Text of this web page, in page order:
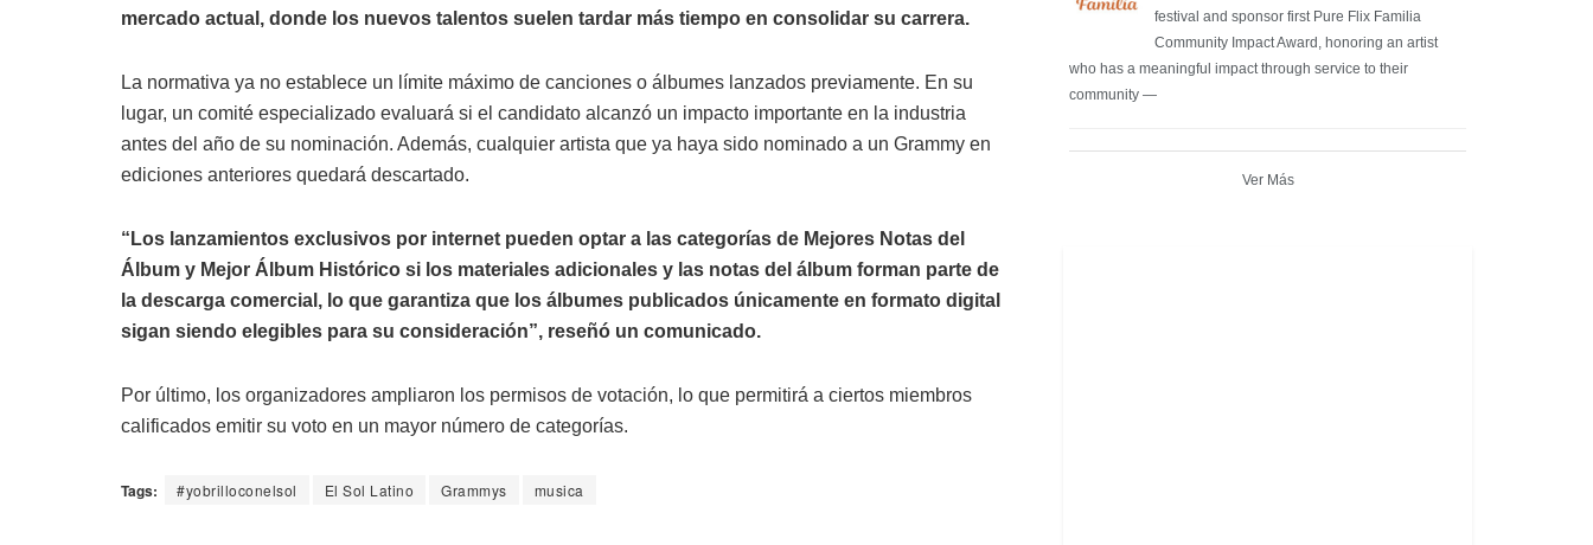
mercado actual, donde los nuevos talentos suelen tardar más tiempo en consolidar su carrera.
La normativa ya no establece un límite máximo de canciones o álbumes lanzados previamente. En su
lugar, un comité especializado evaluará si el candidato alcanzó un impacto importante en la industria
antes del año de su nominación. Además, cualquier artista que ya haya sido nominado a un Grammy en
ediciones anteriores quedará descartado.
“Los lanzamientos exclusivos por internet pueden optar a las categorías de Mejores Notas del
Álbum y Mejor Álbum Histórico si los materiales adicionales y las notas del álbum forman parte de
la descarga comercial, lo que garantiza que los álbumes publicados únicamente en formato digital
sigan siendo elegibles para su consideración”, reseñó un comunicado.
Por último, los organizadores ampliaron los permisos de votación, lo que permitirá a ciertos miembros
calificados emitir su voto en un mayor número de categorías.
Tags: #yobrilloconelsol El Sol Latino Grammys musica
festival and sponsor first Pure Flix Familia
Community Impact Award, honoring an artist
who has a meaningful impact through service to their
community —
Ver Más